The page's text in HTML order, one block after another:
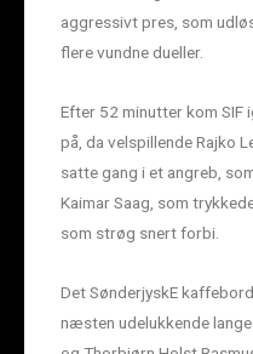
aggressivt pres, som
flere vundne dueller.
Efter 52 minutter kom
på, da velspillende Rajko
satte gang i et angreb,
Kaimar Saag, som
som strøg snert forbi.
Det SønderjyskE
næsten udelukkende